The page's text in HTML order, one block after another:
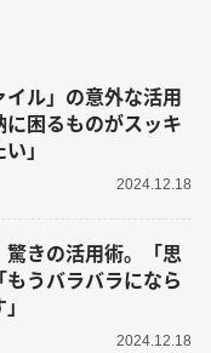
ル」の意外な活用
困るものがスッキ
」
2024.12.18
驚きの活用術。「思
うバラバラになら
2024.12.18